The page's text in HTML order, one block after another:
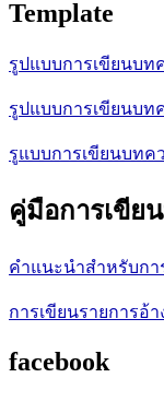
Template
รูปแบบการเขียนบท
รูปแบบการเขียนบท
รูแบบการเขียนบทค
คู่มือการเขีย
คำแนะนำสำหรับกา
การเขียนรายการอ้า
facebook